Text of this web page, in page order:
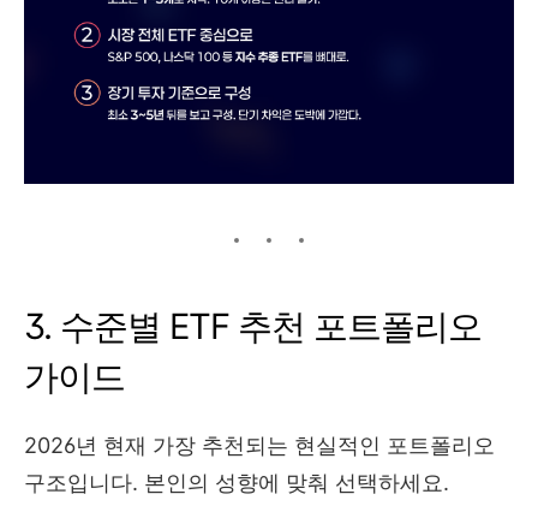
3. 수준별 ETF 추천 포트폴리오
가이드
2026년 현재 가장 추천되는 현실적인 포트폴리오
구조입니다. 본인의 성향에 맞춰 선택하세요.